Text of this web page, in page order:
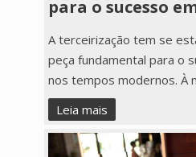
para o sucesso
A terceirização tem se
peça fundamental para o
nos tempos modernos. À
Leia mais